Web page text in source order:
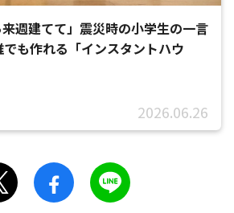
来週建てて」震災時の小学生の一言
も作れる「インスタントハウ
2026.06.26